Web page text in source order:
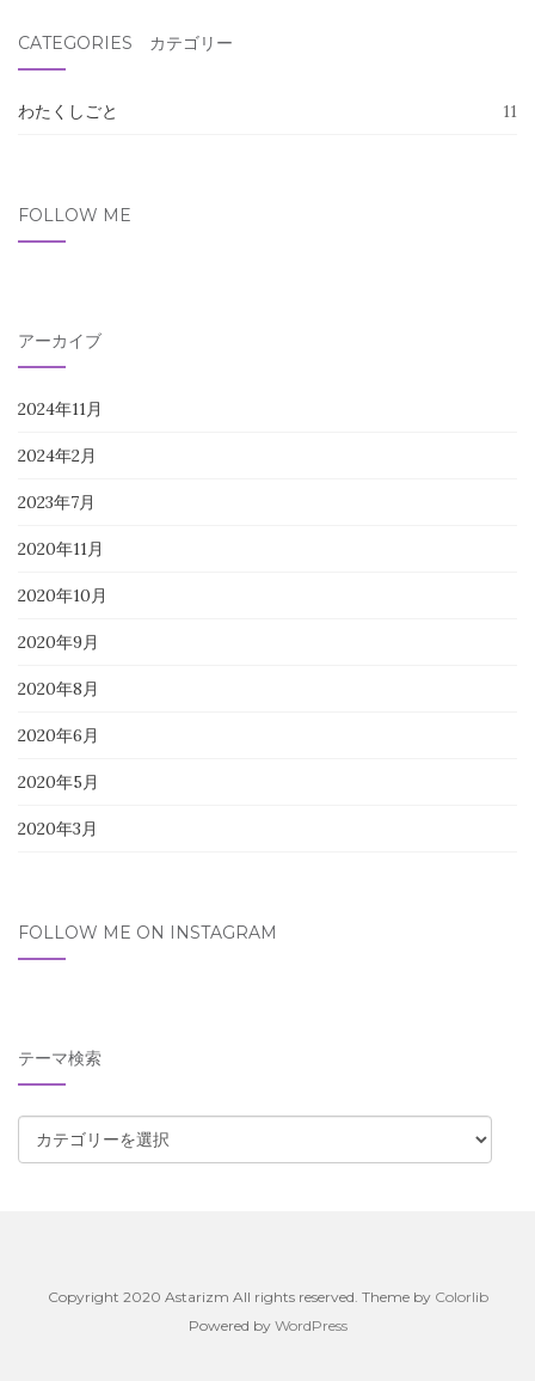
象:
CATEGORIES カテゴリー
わたくしごと 11
FOLLOW ME
アーカイブ
2024年11月
2024年2月
2023年7月
2020年11月
2020年10月
2020年9月
2020年8月
2020年6月
2020年5月
2020年3月
FOLLOW ME ON INSTAGRAM
テーマ検索
ー
Copyright 2020 Astarizm All rights reserved. Theme by Colorlib
Powered by WordPress